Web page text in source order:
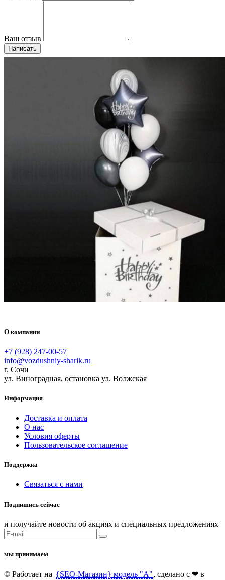
Ваш отзыв
Написать
О компании
+7 (928) 247-00-57
info@vozdushniy-sharik.ru
г. Сочи
ул. Виноградная, остановка ул. Волжская
Информация
Доставка и оплата
О нас
Условия оферты
Пользовательское соглашение
Поддержка
Связаться с нами
Подпишись сейчас
и получайте новости об акциях и специальных предложениях
мы принимаем
© Работает на {SEO-Магазин} модель "А", сделано c ❤ в